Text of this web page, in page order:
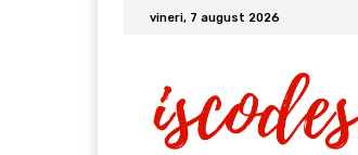
vineri, 7 august 2026